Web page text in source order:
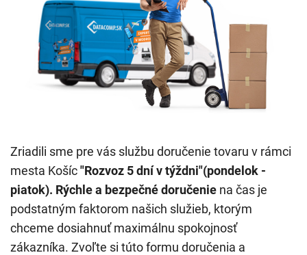
Zriadili sme pre vás službu doručenie tovaru v rámci
mesta Košíc"Rozvoz 5 dní v týždni"(pondelok -
piatok). Rýchle a bezpečné doručenie na čas je
podstatným faktorom našich služieb, ktorým
chceme dosiahnuť maximálnu spokojnosť
zákazníka. Zvoľte si túto formu doručenia a